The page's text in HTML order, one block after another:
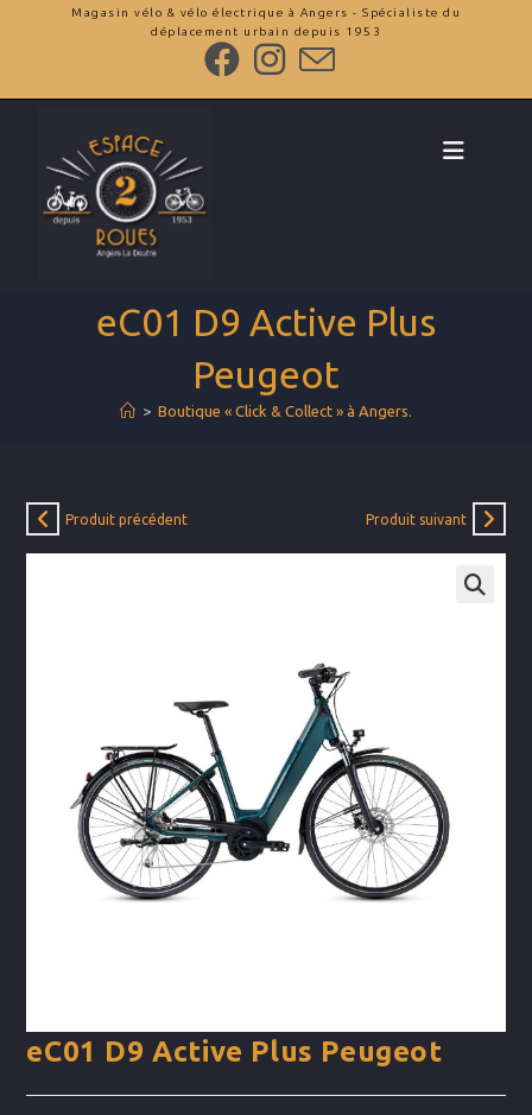
Magasin vélo & vélo électrique à Angers - Spécialiste du
déplacement urbain depuis 1953
eC01 D9 Active Plus
Peugeot
> Boutique « Click & Collect » à Angers.
Produit précédent Produit suivant
eC01 D9 Active Plus Peugeot